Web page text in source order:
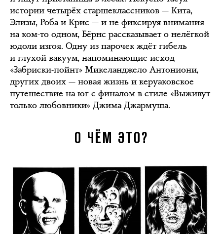
истории четырёх старшеклассников — Кита,
Элизы, Роба и Крис — и не фиксируя внимания
на ком-то одном, Бёрнс рассказывает о нелёгкой
юдоли изгоя. Одну из парочек ждёт гибель
и глухой вакуум, напоминающие исход
«Забриски-пойнт» Микеланджело Антониони,
других двоих — новая жизнь и керуаковское
путешествие на юг с финалом в стиле «Выживут
только любовники» Джима Джармуша.
О ЧЁМ ЭТО?